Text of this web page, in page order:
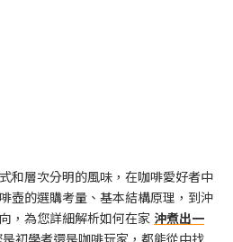
和層次分明的風味，在咖啡愛好者中
壺的選購考量、基本結構原理，到沖
，為您詳細解析如何在家 沖煮出一
是初學者還是咖啡玩家，都能從中找